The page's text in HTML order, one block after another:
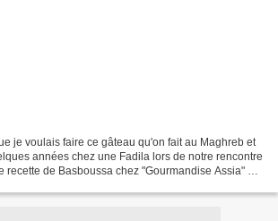
je voulais faire ce gâteau qu'on fait au Maghreb et
années chez une Fadila lors de notre rencontre
recette de Basboussa chez "Gourmandise Assia" et